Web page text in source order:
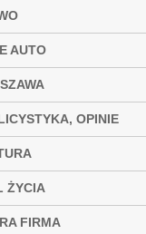
AUTO
OPINIE
ŻYCIA
FIRMA